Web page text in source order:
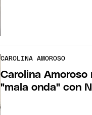
CAROLINA AMOROSO
Carolina
"mala onda" con